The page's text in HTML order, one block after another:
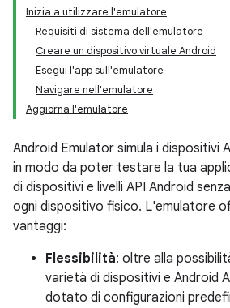
Inizia a utilizzare l'emulatore
Requisiti di sistema dell'emulatore
Creare un dispositivo virtuale Android
Esegui l'app sull'emulatore
Navigare nell'emulatore
Aggiorna l'emulatore
Android Emulator simula i dispositivi
in modo da poter testare la tua
di dispositivi e livelli API Android
ogni dispositivo fisico. L'emulatore
vantaggi:
Flessibilità: oltre alla
varietà di dispositivi e Android
dotato di configurazioni